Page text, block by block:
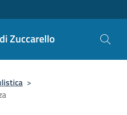
Zuccarello
>